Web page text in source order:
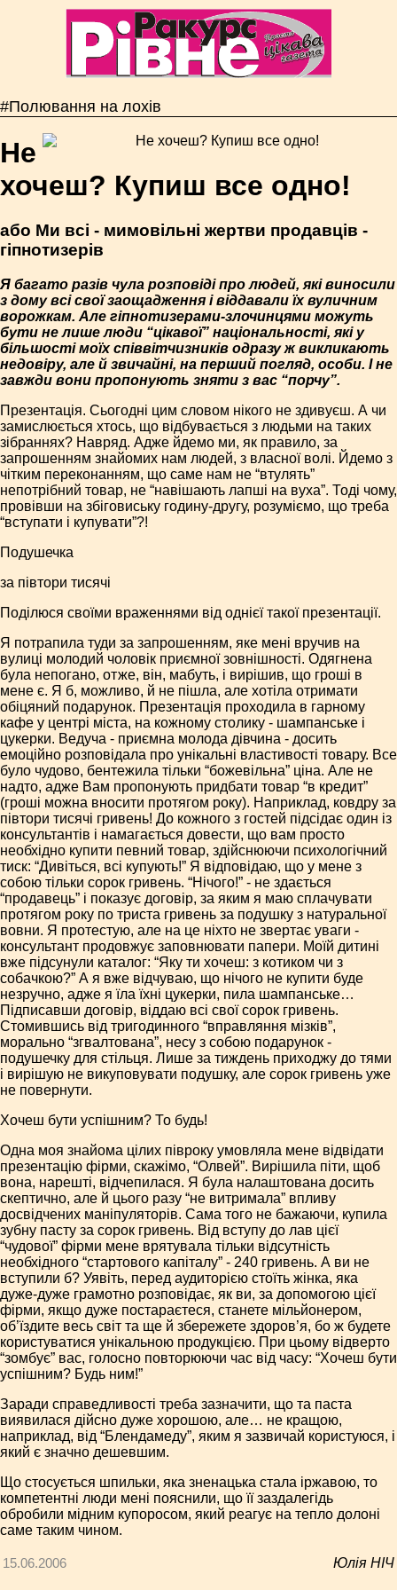
#Полювання на лохів
Не
хочеш? Купиш все одно!
або Ми всі - мимовільні жертви продавців -
гіпнотизерів
Я багато разів чула розповіді про людей, які виносили
з дому всі свої заощадження і віддавали їх вуличним
ворожкам. Але гіпнотизерами-злочинцями можуть
бути не лише люди “цікавої” національності, які у
більшості моїх співвітчизників одразу ж викликають
недовіру, але й звичайні, на перший погляд, особи. І не
завжди вони пропонують зняти з вас “порчу”.
Презентація. Сьогодні цим словом нікого не здивуєш. А чи
замислюється хтось, що відбувається з людьми на таких
зібраннях? Навряд. Адже йдемо ми, як правило, за
запрошенням знайомих нам людей, з власної волі. Йдемо з
чітким переконанням, що саме нам не “втулять”
непотрібний товар, не “навішають лапші на вуха”. Тоді чому,
провівши на збіговиську годину-другу, розуміємо, що треба
“вступати і купувати”?!
Подушечка
за півтори тисячі
Поділюся своїми враженнями від однієї такої презентації.
Я потрапила туди за запрошенням, яке мені вручив на
вулиці молодий чоловік приємної зовнішності. Одягнена
була непогано, отже, він, мабуть, і вирішив, що гроші в
мене є. Я б, можливо, й не пішла, але хотіла отримати
обіцяний подарунок. Презентація проходила в гарному
кафе у центрі міста, на кожному столику - шампанське і
цукерки. Ведуча - приємна молода дівчина - досить
емоційно розповідала про унікальні властивості товару. Все
було чудово, бентежила тільки “божевільна” ціна. Але не
надто, адже Вам пропонують придбати товар “в кредит”
(гроші можна вносити протягом року). Наприклад, ковдру за
півтори тисячі гривень! До кожного з гостей підсідає один із
консультантів і намагається довести, що вам просто
необхідно купити певний товар, здійснюючи психологічний
тиск: “Дивіться, всі купують!” Я відповідаю, що у мене з
собою тільки сорок гривень. “Нічого!” - не здається
“продавець” і показує договір, за яким я маю сплачувати
протягом року по триста гривень за подушку з натуральної
вовни. Я протестую, але на це ніхто не звертає уваги -
консультант продовжує заповнювати папери. Моїй дитині
вже підсунули каталог: “Яку ти хочеш: з котиком чи з
собачкою?” А я вже відчуваю, що нічого не купити буде
незручно, адже я їла їхні цукерки, пила шампанське…
Підписавши договір, віддаю всі свої сорок гривень.
Стомившись від тригодинного “вправляння мізків”,
морально “згвалтована”, несу з собою подарунок -
подушечку для стільця. Лише за тиждень приходжу до тями
і вирішую не викуповувати подушку, але сорок гривень уже
не повернути.
Хочеш бути успішним? То будь!
Одна моя знайома цілих півроку умовляла мене відвідати
презентацію фірми, скажімо, “Олвей”. Вирішила піти, щоб
вона, нарешті, відчепилася. Я була налаштована досить
скептично, але й цього разу “не витримала” впливу
досвідчених маніпуляторів. Сама того не бажаючи, купила
зубну пасту за сорок гривень. Від вступу до лав цієї
“чудової” фірми мене врятувала тільки відсутність
необхідного “стартового капіталу” - 240 гривень. А ви не
вступили б? Уявіть, перед аудиторією стоїть жінка, яка
дуже-дуже грамотно розповідає, як ви, за допомогою цієї
фірми, якщо дуже постараєтеся, станете мільйонером,
об’їздите весь світ та ще й збережете здоров’я, бо ж будете
користуватися унікальною продукцією. При цьому відверто
“зомбує” вас, голосно повторюючи час від часу: “Хочеш бути
успішним? Будь ним!”
Заради справедливості треба зазначити, що та паста
виявилася дійсно дуже хорошою, але… не кращою,
наприклад, від “Блендамеду”, яким я зазвичай користуюся, і
який є значно дешевшим.
Що стосується шпильки, яка зненацька стала іржавою, то
компетентні люди мені пояснили, що її заздалегідь
обробили мідним купоросом, який реагує на тепло долоні
саме таким чином.
15.06.2006 Юлія НІЧ